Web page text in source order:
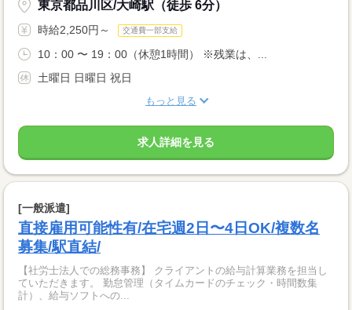
東京都品川区/大崎駅（徒歩 6分）
時給2,250円～ 交通費一部支給
10：00 〜 19：00（休憩1時間） ※残業は、...
土曜日 日曜日 祝日
もっと見る
求人詳細を見る
[一般派遣]
直接雇用可能性有/在宅週2日〜4日OK/複数名
募集/駅直結/
【社労士法人での総務事務】 クライアントの給与計算業務を担当し
ていただきます。 勤怠管理（タイムカードのチェック・時間数集
計）、給与ソフトへの...